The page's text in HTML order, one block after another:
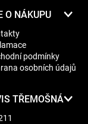
O NÁKUPU
podmínky
osobních údajů
TŘEMOŠNÁ